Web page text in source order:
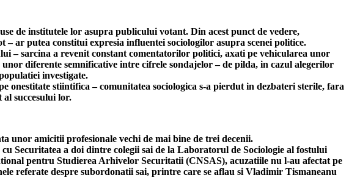
de institutele lor asupra publicului votant. Din acest punct de vedere,
ar putea constitui expresia influentei sociologilor asupra scenei politice.
– sarcina a revenit constant comentatorilor politici, axati pe vehicularea unor
diferente semnificative intre cifrele sondajelor – de pilda, in cazul alegerilor
investigate.
onestitate stiintifica – comunitatea sociologica s-a pierdut in dezbateri sterile, fara
succesului lor.
unor amicitii profesionale vechi de mai bine de trei decenii.
Securitatea a doi dintre colegii sai de la Laboratorul de Sociologie al fostului
pentru Studierea Arhivelor Securitatii (CNSAS), acuzatiile nu l-au afectat pe
referate despre subordonatii sai, printre care se aflau si Vladimir Tismaneanu